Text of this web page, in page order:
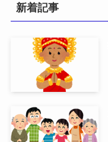
新着記事